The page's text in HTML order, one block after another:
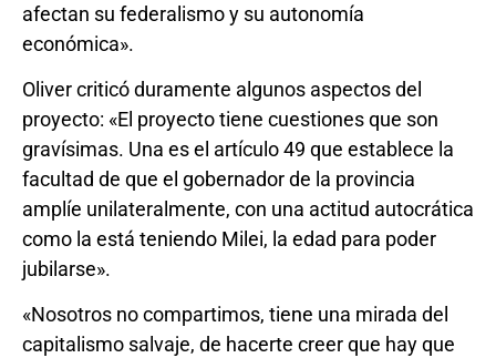
afectan su federalismo y su autonomía
económica».
Oliver criticó duramente algunos aspectos del
proyecto: «El proyecto tiene cuestiones que son
gravísimas. Una es el artículo 49 que establece la
facultad de que el gobernador de la provincia
amplíe unilateralmente, con una actitud autocrática
como la está teniendo Milei, la edad para poder
jubilarse».
«Nosotros no compartimos, tiene una mirada del
capitalismo salvaje, de hacerte creer que hay que